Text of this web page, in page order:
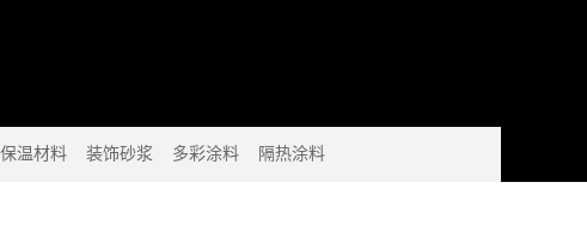
保温材料 装饰砂浆 多彩涂料 隔热涂料